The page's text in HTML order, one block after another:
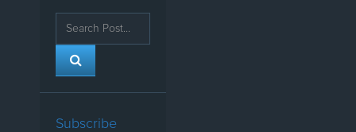
Subscribe